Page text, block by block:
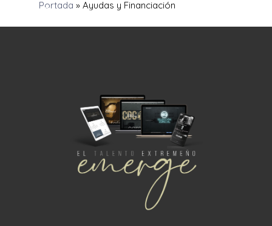
Portada » Ayudas y Financiación